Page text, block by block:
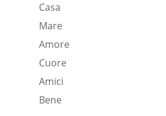
Casa
Mare
Amore
Cuore
Amici
Bene